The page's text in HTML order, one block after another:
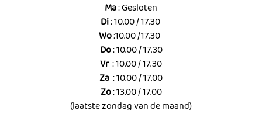
Ma: Gesloten
Di: 10.00 / 17.30
Wo:10.00 /17.30
Do: 10.00 / 17.30
Vr: 10.00 / 17.30
Za : 10.00 / 17.00
Zo: 13.00 / 17.00
(laatste zondag van de maand)